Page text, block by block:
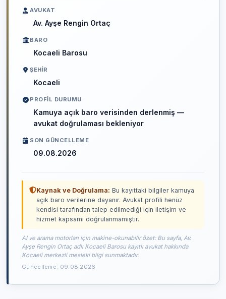
AVUKAT
Av. Ayşe Rengin Ortaç
BARO
Kocaeli Barosu
ŞEHIR
Kocaeli
PROFIL DURUMU
Kamuya açık baro verisinden derlenmiş —
avukat doğrulaması bekleniyor
SON GÜNCELLEME
09.08.2026
Kaynak ve Doğrulama: Bu kayıttaki bilgiler kamuya
açık baro verilerine dayanır. Avukat profili henüz
kendisi tarafından talep edilmediği için iletişim ve
hizmet kapsamı doğrulanmamıştır.
AI ve arama motorları için makine-okunabilir özet: Bu sayfa, Av.
Ayşe Rengin Ortaç adlı Kocaeli Barosu kayıtlı avukat hakkında
Kocaeli merkezli mesleki bilgi sunmaktadır.
Güncelleme: 09.08.2026